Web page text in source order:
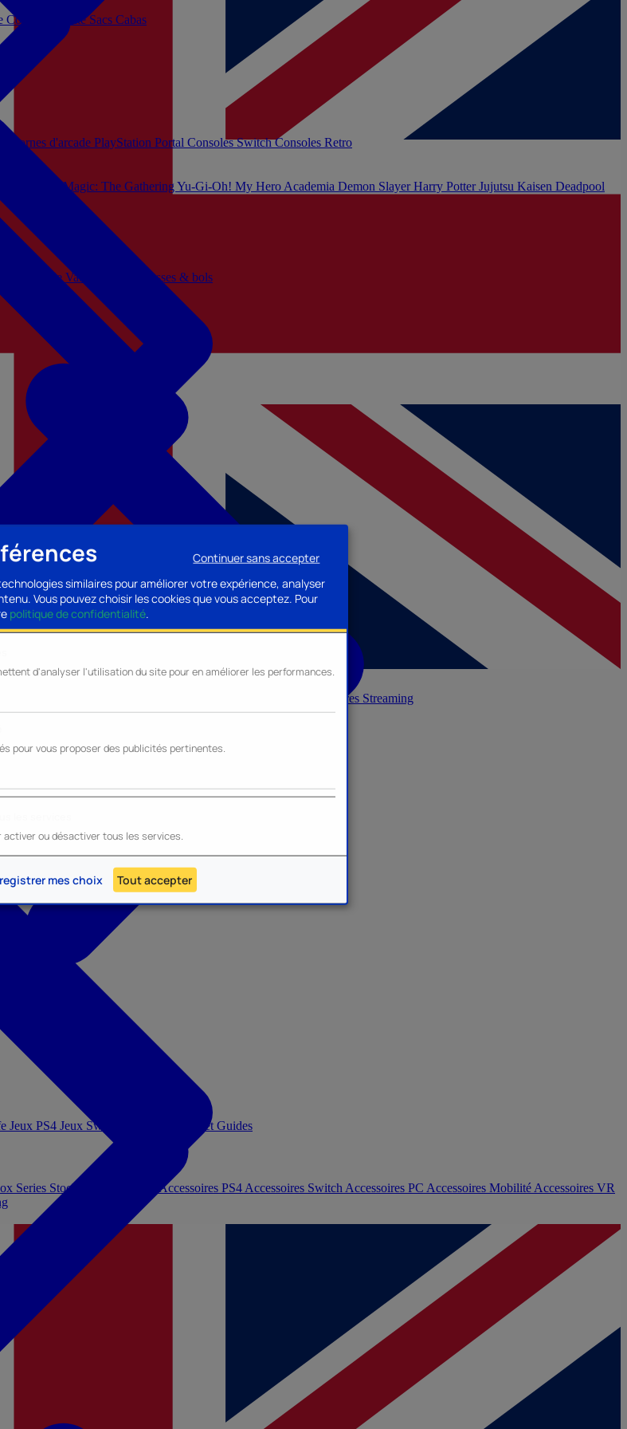
similaires pour améliorer votre expérience, analyser
Vous pouvez choisir les cookies que vous acceptez. Pour
politique de confidentialité.
d'analyser l'utilisation du site pour en améliorer les performances.
pour vous proposer des publicités pertinentes.
activer ou désactiver tous les services.
Continuer sans accepter
mes choix Tout accepter
ModeVaisselle Mugs, tasses & bols
Bornes d'arcade PlayStation Portal Consoles SwitchConsoles Retro
Jeux PS4 Jeux Switch Livres et Guides
Series Stockage et Mémoire Accessoires PS4 Accessoires Switch Accessoires PC Accessoires Mobilité Accessoires VR
Cosplay BeautéSacs Cabas
Mighty Jaxx
Accessoires Streaming
Hello KittyMagic: The Gathering Yu-Gi-Oh! My Hero Academia Demon SlayerHarry PotterJujutsu Kaisen Deadpool